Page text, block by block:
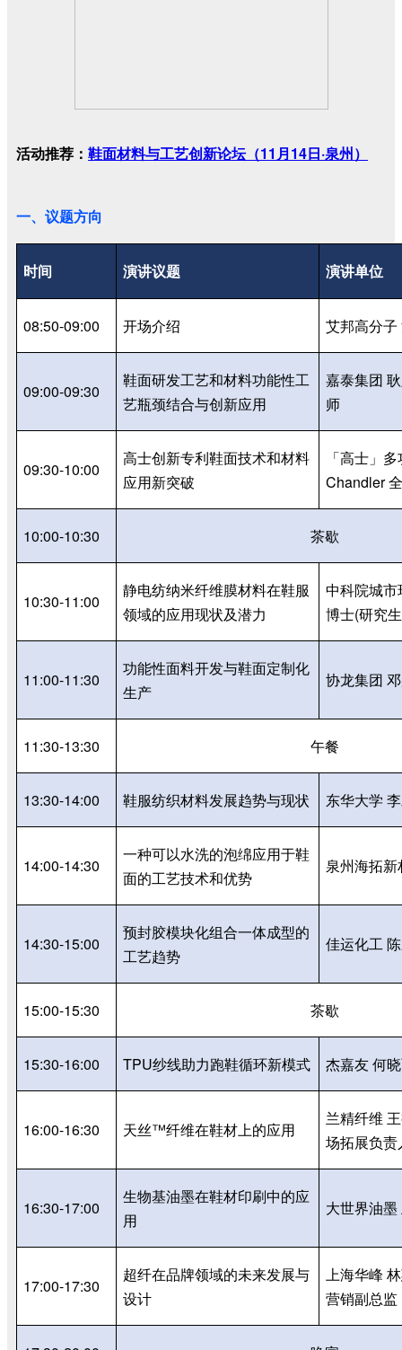
活动推荐： 鞋面材料与工艺创新论坛（11月14日·泉州）
一、议题方向
时间 演讲议题 演讲单位
08:50-09:00 开场介绍 艾邦高分
09:00-09:30
鞋面研发工艺和材料功能性工
艺瓶颈结合与创新应用
嘉泰集团
师
09:30-10:00
高士创新专利鞋面技术和材料
应用新突破
「高士」
Chandler
10:00-10:30 茶歇
10:30-11:00
静电纺纳米纤维膜材料在鞋服
领域的应用现状及潜力
中科院城
博士(研究生
11:00-11:30
功能性面料开发与鞋面定制化
生产
协龙集团
11:30-13:30 午餐
13:30-14:00 鞋服纺织材料发展趋势与现状 东华大学
14:00-14:30
一种可以水洗的泡绵应用于鞋
面的工艺技术和优势
泉州海拓
14:30-15:00
预封胶模块化组合一体成型的
工艺趋势
佳运化工
15:00-15:30 茶歇
15:30-16:00 TPU纱线助力跑鞋循环新模式 杰嘉友 何
16:00-16:30 天丝™纤维在鞋材上的应用
兰精纤维
场拓展负责
16:30-17:00
生物基油墨在鞋材印刷中的应
用
大世界油
17:00-17:30
超纤在品牌领域的未来发展与
设计
上海华峰
营销副总监